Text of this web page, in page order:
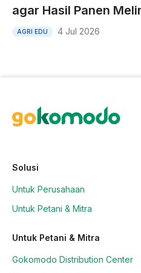
agar Hasil Panen
AGRI EDU 4 Jul 2026
Solusi
Untuk Perusahaan
Untuk Petani & Mitra
Untuk Petani & Mitra
Gokomodo Distribution Center